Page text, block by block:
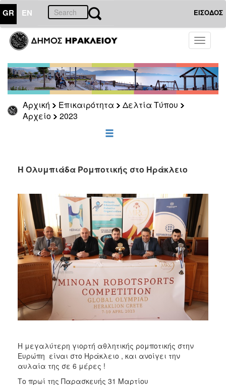
GR EN ΕΙΣΟΔΟΣ
Toggle
Αρχική Επικαιρότητα
Δελτία Τύπου
Αρχείο
2023
ΕΠΙΚΑΙΡΟΤΗΤΑ
Τύπου
Αρχείο
2026
2025
2021
2019
2018
2017
2016
2015
2013
2012
2011
2010
Η Ολυμπιάδα Ρομποτικής στο Ηράκλειο
Η μεγαλύτερη γιορτή αθλητικής ρομποτικής στην
Ευρώπη είναι στο Ηράκλειο , και ανοίγει την
αυλαία της σε 6 μέρες !
Το πρωί της Παρασκευής 31 Μαρτίου